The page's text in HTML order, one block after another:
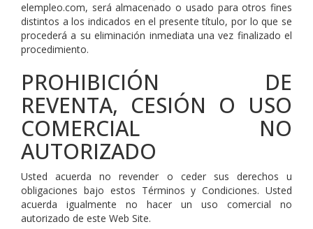
elempleo.com, será almacenado o usado para otros fines
distintos a los indicados en el presente título, por lo que se
procederá a su eliminación inmediata una vez finalizado el
procedimiento.
PROHIBICIÓN DE
REVENTA, CESIÓN O USO
COMERCIAL NO
AUTORIZADO
Usted acuerda no revender o ceder sus derechos u
obligaciones bajo estos Términos y Condiciones. Usted
acuerda igualmente no hacer un uso comercial no
autorizado de este Web Site.